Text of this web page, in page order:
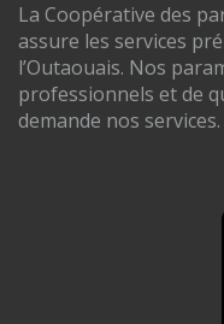
La Coopérative des
assure les services
l’Outaouais. Nos
professionnels et de
demande nos services.